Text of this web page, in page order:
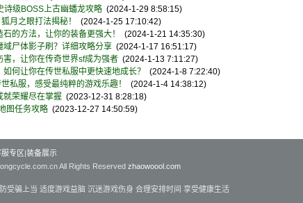
诗级BOSS上古幽蟠龙攻略 (2024-1-29 8:58:15)
月之眼打法揭秘！
(2024-1-25 17:10:42)
的方法，让你的装备更强大！
(2024-1-21 14:35:30)
域尸体影子刷？详细攻略分享 (2024-1-17 16:51:17)
害，让你在传奇世界sf成为强者 (2024-1-13 7:11:27)
何让你在传世私服中更快速地成长？
(2024-1-8 7:22:40)
私服，感受最纯粹的游戏乐趣！
(2024-1-4 14:38:12)
就荣耀尽在掌握 (2023-12-31 8:28:18)
图任务攻略 (2023-12-27 14:50:59)
服专区|装备展示
All Rights Reserved zhaowoool.com
受骗上当 适度游戏益脑 沉迷游戏伤身 合理安排时间 享受健康生活